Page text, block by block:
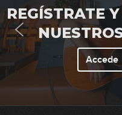
REGÍSTRATE
Accede
09:54
U2 -